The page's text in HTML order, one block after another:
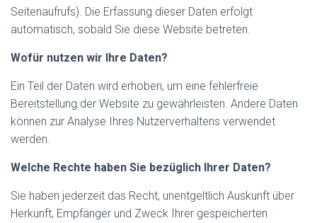
Seitenaufrufs). Die Erfassung dieser Daten erfolgt
automatisch, sobald Sie diese Website betreten.
Wofür nutzen wir Ihre Daten?
Ein Teil der Daten wird erhoben, um eine fehlerfreie
Bereitstellung der Website zu gewährleisten. Andere Daten
können zur Analyse Ihres Nutzerverhaltens verwendet
werden.
Welche Rechte haben Sie bezüglich Ihrer Daten?
Sie haben jederzeit das Recht, unentgeltlich Auskunft über
Herkunft, Empfänger und Zweck Ihrer gespeicherten